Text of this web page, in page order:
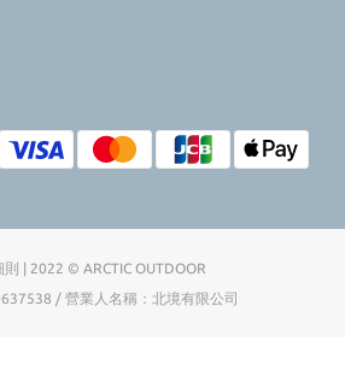
則 | 2022 © ARCTIC OUTDOOR
/ 營業人名稱：北境有限公司